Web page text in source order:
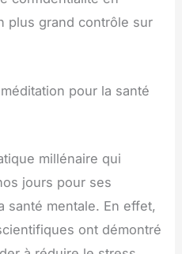
plus grand contrôle sur
pour la santé
millénaire qui
jours pour ses
santé mentale. En effet,
ont démontré